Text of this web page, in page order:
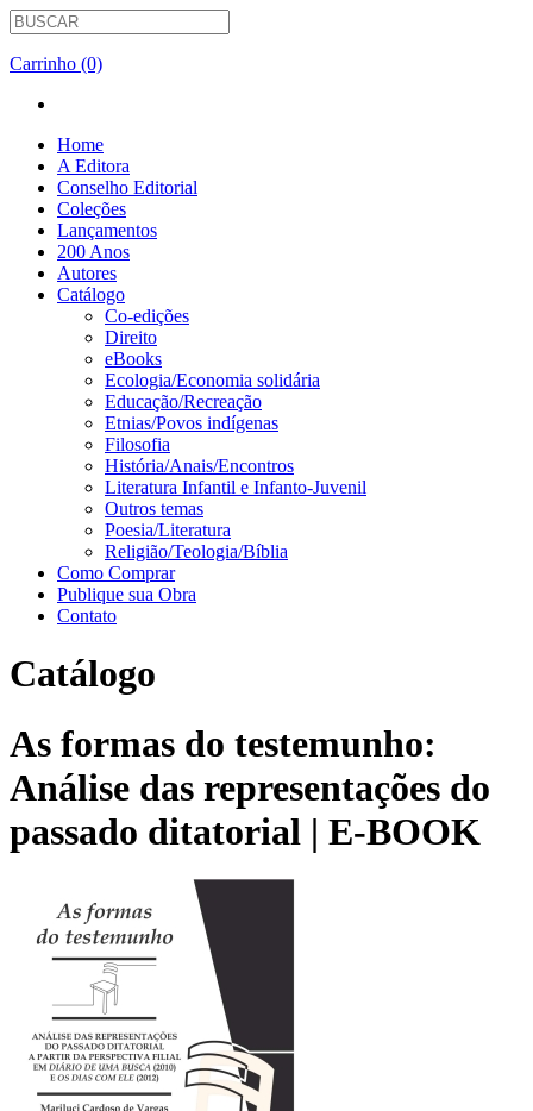
Carrinho (0)
Home
A Editora
Conselho Editorial
Coleções
Lançamentos
200 Anos
Autores
Catálogo
Co-edições
Direito
eBooks
Ecologia/Economia solidária
Educação/Recreação
Etnias/Povos indígenas
Filosofia
História/Anais/Encontros
Literatura Infantil e Infanto-Juvenil
Outros temas
Poesia/Literatura
Religião/Teologia/Bíblia
Como Comprar
Publique sua Obra
Contato
Catálogo
As formas do testemunho:
Análise das representações do
passado ditatorial | E-BOOK